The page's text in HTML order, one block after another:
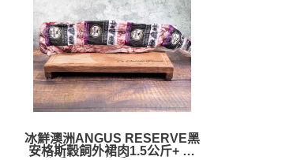
冰鮮澳洲ANGUS RESERVE黑
安格斯穀飼外裙肉1.5公斤+ ／